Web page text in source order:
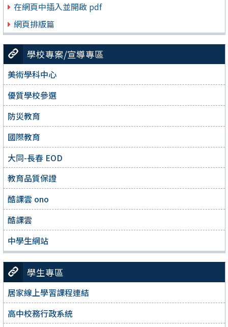
在網頁中插入並開啟 pdf
網頁排版篇
學校專案/宣導專區
美術學科中心
優質學校參選
防災教育
國際教育
大同-長春 EOD
教育品質保證
酷課雲 ono
酷課雲
中學生網站
學生專區
居家線上學習課程連結
高中校務行政系統